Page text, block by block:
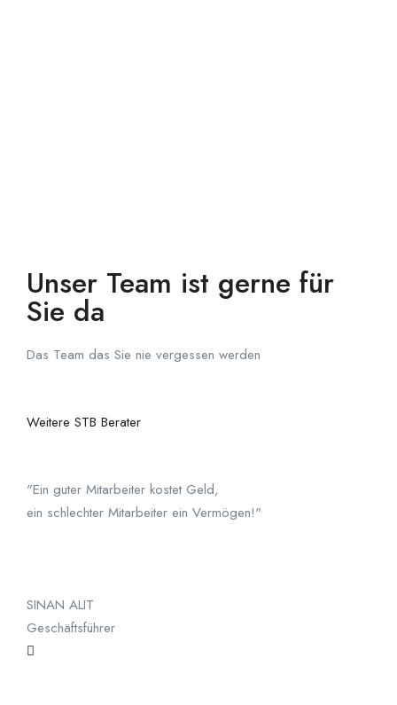
Unser Team ist gerne für
Sie da
Das Team das Sie nie vergessen werden
Weitere STB Berater
"Ein guter Mitarbeiter kostet Geld,
ein schlechter Mitarbeiter ein Vermögen!"
SINAN ALIT
Geschäftsführer